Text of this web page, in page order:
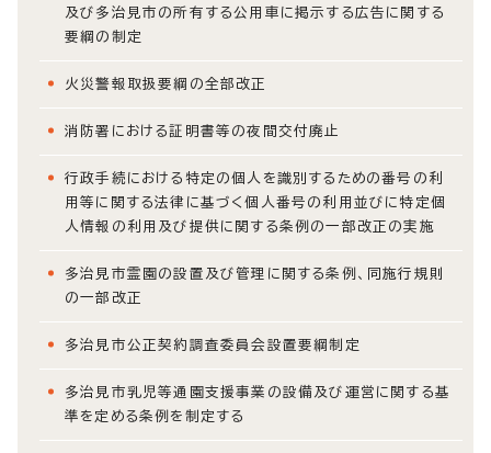
及び多治見市の所有する公用車に掲示する広告に関する
要綱の制定
火災警報取扱要綱の全部改正
消防署における証明書等の夜間交付廃止
行政手続における特定の個人を識別するための番号の利
用等に関する法律に基づく個人番号の利用並びに特定個
人情報の利用及び提供に関する条例の一部改正の実施
多治見市霊園の設置及び管理に関する条例、同施行規則
の一部改正
多治見市公正契約調査委員会設置要綱制定
多治見市乳児等通園支援事業の設備及び運営に関する基
準を定める条例を制定する